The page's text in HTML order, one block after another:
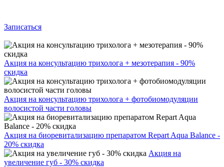
Записаться
Акция на консультацию трихолога + мезотерапия - 90%
скидка
Акция на консультацию трихолога + фотобиомодуляции
волосистой части головы
Акция на биоревитализацию препаратом Repart Aqua Balance -
20% скидка
Акция на
увеличение губ - 30% скидка